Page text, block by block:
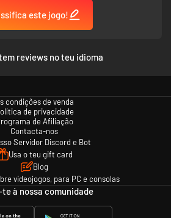
este jogo!
reviews no teu idioma
condições de venda
de privacidade
de Afiliação
Contacta-nos
Servidor Discord e Bot
Usa o teu gift card
Blog
videojogos, para PC e consolas
à nossa comunidade